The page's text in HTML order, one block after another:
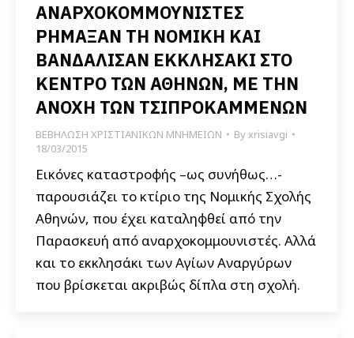
ΑΝΑΡΧΟΚΟΜΜΟΥΝΙΣΤΕΣ
ΡΗΜΑΞΑΝ ΤΗ ΝΟΜΙΚΗ ΚΑΙ
ΒΑΝΔΑΛΙΣΑΝ ΕΚΚΛΗΣΑΚΙ ΣΤΟ
ΚΕΝΤΡΟ ΤΩΝ ΑΘΗΝΩΝ, ΜΕ ΤΗΝ
ΑΝΟΧΗ ΤΩΝ ΤΣΙΠΡΟΚΑΜΜΕΝΩΝ
ΒΕΒΗΛΩΣΗ ΧΡΙΣΤΙΑΝΙΚΩΝ ΜΝΗΜΕΙΩΝ Byxrisiavgi
18/03/2015
Εικόνες καταστροφής –ως συνήθως…-
παρουσιάζει το κτίριο της Νομικής Σχολής
Αθηνών, που έχει καταληφθεί από την
Παρασκευή από αναρχοκομμουνιστές. Αλλά
και το εκκλησάκι των Αγίων Αναργύρων
που βρίσκεται ακριβώς δίπλα στη σχολή.